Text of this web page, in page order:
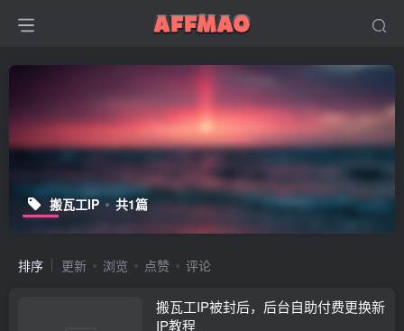
搬瓦工IP 共1篇
排序 更新 浏览 点赞 评论
搬瓦工IP被封后，后台自助付费更换新
IP教程